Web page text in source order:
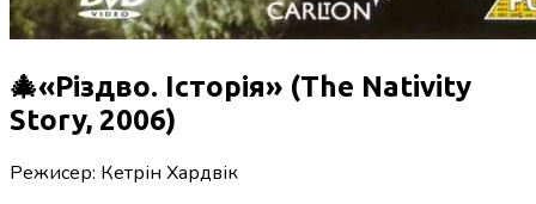
🎄«Різдво. Історія» (The Nativity
Story, 2006)
Режисер: Кетрін Хардвік